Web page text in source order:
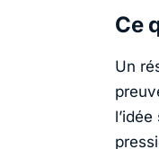
Ce
Un